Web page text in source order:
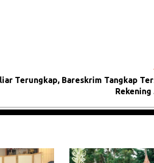
Terungkap, Bareskrim Tangkap